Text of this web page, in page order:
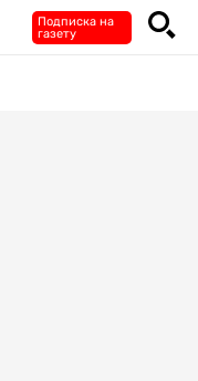
Подписка на
газету